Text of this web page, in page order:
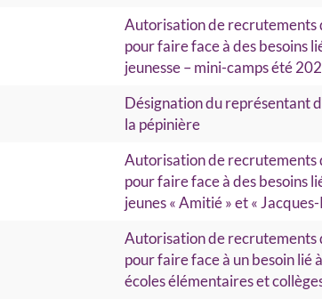
Autorisation de recrutements
pour faire face à des besoins
jeunesse – mini-camps été
Désignation du représentant
la pépinière
Autorisation de recrutements
pour faire face à des besoins
jeunes « Amitié » et «
Autorisation de recrutements
pour faire face à un besoin lié
écoles élémentaires et